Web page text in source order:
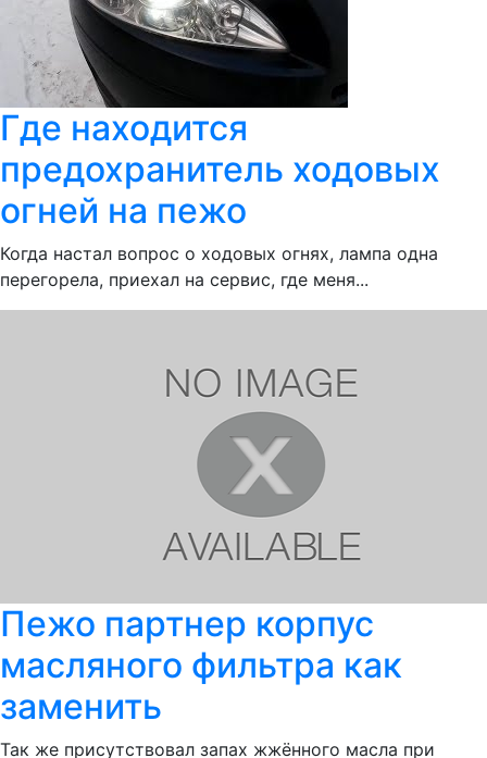
Где находится
предохранитель ходовых
огней на пежо
Когда настал вопрос о ходовых огнях, лампа одна
перегорела, приехал на сервис, где меня...
Пежо партнер корпус
масляного фильтра как
заменить
Так же присутствовал запах жжённого масла при